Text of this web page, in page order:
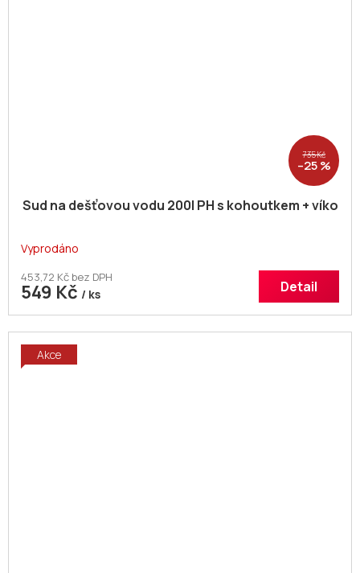
735 Kč
–25 %
Sud na dešťovou vodu 200l PH s kohoutkem + víko
Vyprodáno
453,72 Kč bez DPH
549 Kč / ks Detail
Akce